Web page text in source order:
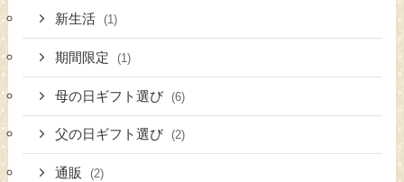
新生活 (1)
期間限定 (1)
母の日ギフト選び (6)
父の日ギフト選び (2)
通販 (2)